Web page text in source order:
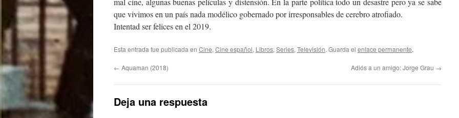
que vivimos en un país nada modélico gobernado por irresponsables de cerebro atrofiado.
Intentad ser felices en el 2019.
Esta entrada fue publicada en Cine, Cine español, Libros, Series, Televisión. Guarda el enlace permanente.
← Aquaman (2018) Adiós a un amigo: Jorge Grau →
Deja una respuesta